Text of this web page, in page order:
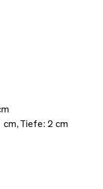
cm, Tiefe: 2 cm